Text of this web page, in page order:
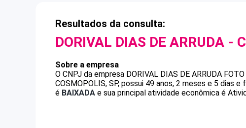
Resultados da consulta:
DORIVAL DIAS DE ARRUDA -
Sobre a empresa
O CNPJ da empresa DORIVAL DIAS DE ARRUDA
COSMOPOLIS, SP, possui 49 anos, 2 meses e 5 dias
é BAIXADA e sua principal atividade econômica é